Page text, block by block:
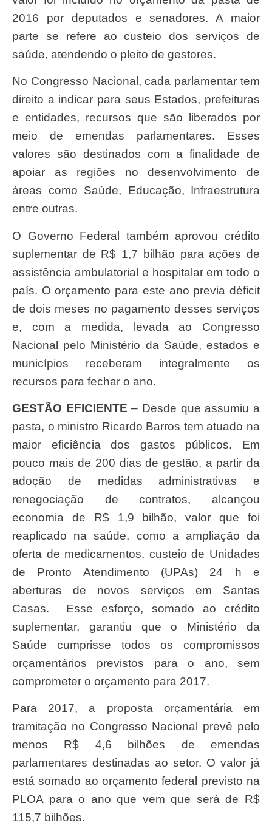
2016 por deputados e senadores. A maior
parte se refere ao custeio dos serviços de
saúde, atendendo o pleito de gestores.
No Congresso Nacional, cada parlamentar tem
direito a indicar para seus Estados, prefeituras
e entidades, recursos que são liberados por
meio de emendas parlamentares. Esses
valores são destinados com a finalidade de
apoiar as regiões no desenvolvimento de
áreas como Saúde, Educação, Infraestrutura
entre outras.
O Governo Federal também aprovou crédito
suplementar de R$ 1,7 bilhão para ações de
assistência ambulatorial e hospitalar em todo o
país. O orçamento para este ano previa déficit
de dois meses no pagamento desses serviços
e, com a medida, levada ao Congresso
Nacional pelo Ministério da Saúde, estados e
municípios receberam integralmente os
recursos para fechar o ano.
GESTÃO EFICIENTE – Desde que assumiu a
pasta, o ministro Ricardo Barros tem atuado na
maior eficiência dos gastos públicos. Em
pouco mais de 200 dias de gestão, a partir da
adoção de medidas administrativas e
renegociação de contratos, alcançou
economia de R$ 1,9 bilhão, valor que foi
reaplicado na saúde, como a ampliação da
oferta de medicamentos, custeio de Unidades
de Pronto Atendimento (UPAs) 24 h e
aberturas de novos serviços em Santas
Casas. Esse esforço, somado ao crédito
suplementar, garantiu que o Ministério da
Saúde cumprisse todos os compromissos
orçamentários previstos para o ano, sem
comprometer o orçamento para 2017.
Para 2017, a proposta orçamentária em
tramitação no Congresso Nacional prevê pelo
menos R$ 4,6 bilhões de emendas
parlamentares destinadas ao setor. O valor já
está somado ao orçamento federal previsto na
PLOA para o ano que vem que será de R$
115,7 bilhões.